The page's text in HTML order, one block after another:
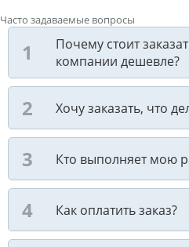
Часто задаваемые вопросы
Почему стоит
компании дешевле?
Хочу заказать, что
Кто выполняет мою
Как оплатить заказ?